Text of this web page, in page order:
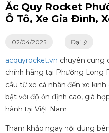
Ắc Quy Rocket
Ô Tô, Xe Gia Đình,
02/04/2026 Đại lý
acquyrocket.vn chuyên cung
chính hãng tại Phường Long
cầu từ xe cá nhân đến xe
bật với độ ổn định cao, giá
hành tại Việt Nam.
Tham khảo ngay nội dung